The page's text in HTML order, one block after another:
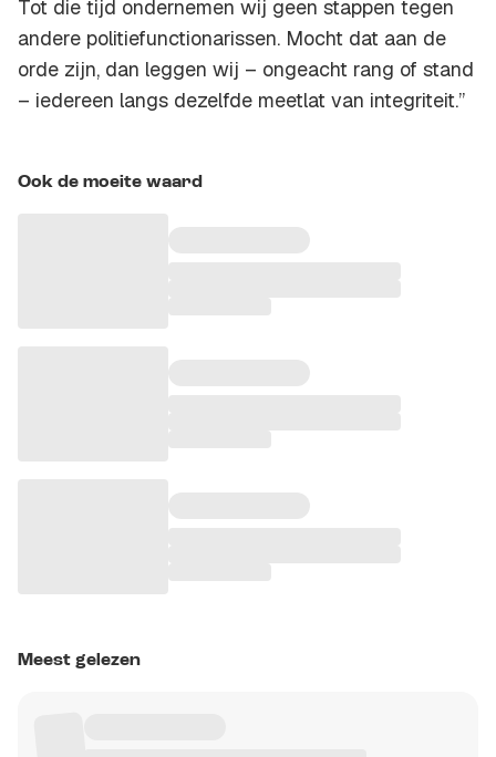
Tot die tijd ondernemen wij geen stappen tegen
andere politiefunctionarissen. Mocht dat aan de
orde zijn, dan leggen wij – ongeacht rang of stand
– iedereen langs dezelfde meetlat van integriteit.”
Ook de moeite waard
Meest gelezen